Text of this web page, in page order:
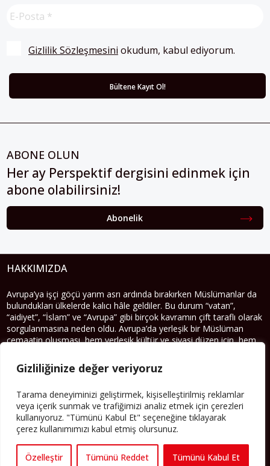
Gizliliğinize değer veriyoruz
Tarama deneyiminizi geliştirmek, kişiselleştirilmiş reklamlar
veya içerik sunmak ve trafiğimizi analiz etmek için çerezleri
kullanıyoruz. "Tümünü Kabul Et" seçeneğine tıklayarak
çerez kullanımımızı kabul etmiş olursunuz.
Özelleştir Tümünü Reddet Tümünü Kabul Et
Gizlilik Sözleşmesini okudum, kabul ediyorum.
ABONE OLUN
Her ay Perspektif dergisini edinmek için
abone olabilirsiniz!
Abonelik
HAKKIMIZDA
Avrupa’ya işçi göçü yarım asrı ardında bırakırken Müslümanlar da
bulundukları ülkelerde kalıcı hâle geldiler. Bu durum “vatan”,
“aidiyet”, “İslam” ve “Avrupa” gibi birçok kavramın çift taraflı olarak
sorgulanmasına neden oldu. Avrupa’da yerleşik bir Müslüman
cemaatin oluşması, hem yerleşik kültür ve siyasi düzen için, hem
Yazının devamı
PERSPEKTIF’I SOSYAL MEDYADA TAKIP EDEBILIRSINIZ